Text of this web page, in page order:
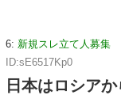
6: 新規スレ立て人募集
ID:sE6517Kp0
日本はロシア